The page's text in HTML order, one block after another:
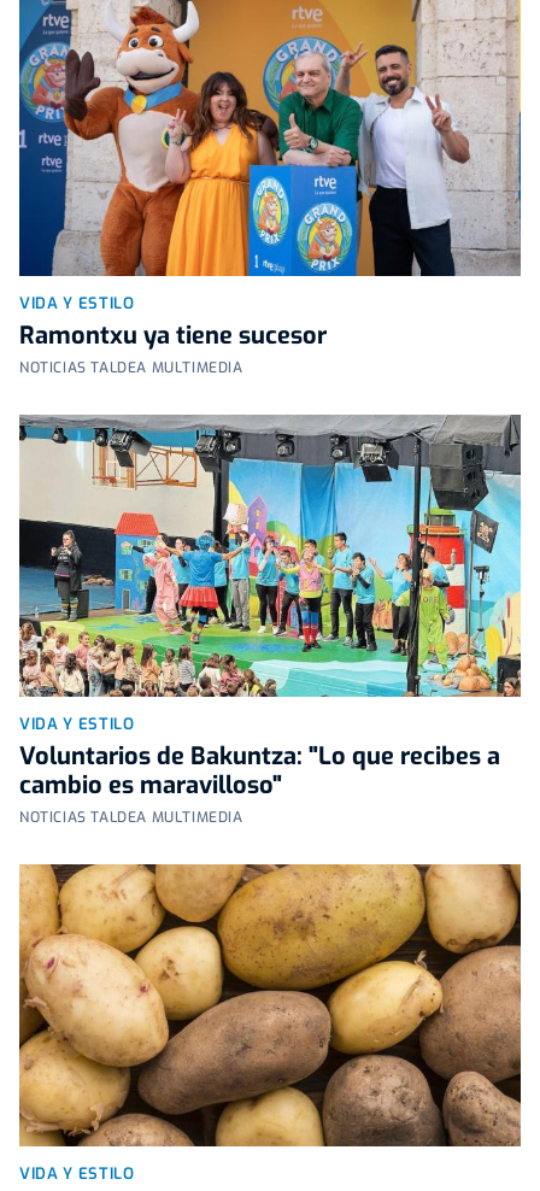
VIDA Y ESTILO
Ramontxu ya tiene sucesor
NOTICIAS TALDEA MULTIMEDIA
VIDA Y ESTILO
Voluntarios de Bakuntza: "Lo que recibes a
cambio es maravilloso"
NOTICIAS TALDEA MULTIMEDIA
VIDA Y ESTILO